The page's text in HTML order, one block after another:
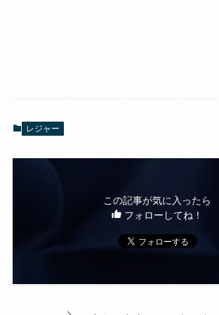
レジャー
この記事が気に入ったら
フォローしてね！